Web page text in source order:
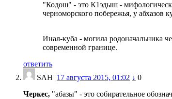
"Кодош" - это К1эдыш -
черноморского побережья, у абхазов
Инал-куба - могила родоначальника
современной границе.
ответить
SAH 17 августа 2015, 01:02 ↓ 0
Черкес, "абазы" - это собирательное